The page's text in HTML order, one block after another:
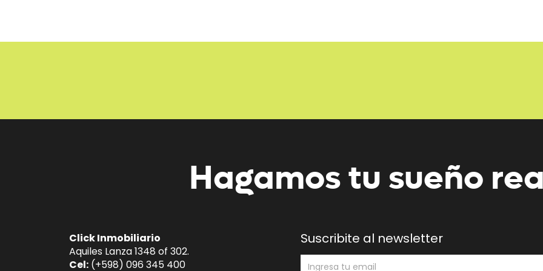
Hagamos tu sueño
Click Inmobiliario
Aquiles Lanza 1348 of 302.
Cel: (+598) 096 345 400
Suscribite al newsletter